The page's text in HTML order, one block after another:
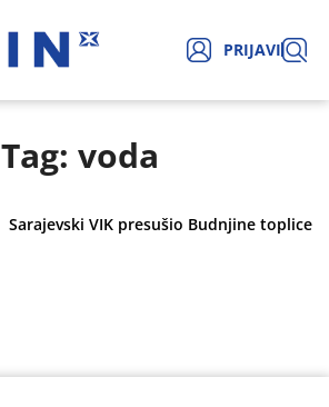
PRIJAVI
Tag: voda
Sarajevski VIK presušio Budnjine toplice